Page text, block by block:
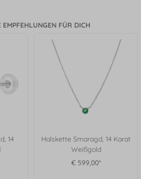
EMPFEHLUNGEN FÜR DICH
14
Halskette Smaragd, 14 Karat
Weißgold
€ 599,00*